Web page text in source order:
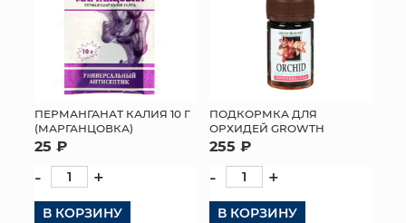
ПЕРМАНГАНАТ КАЛИЯ 10 Г
(МАРГАНЦОВКА)
25 ₽
- +
В КОРЗИНУ
ПОДКОРМКА ДЛЯ
ОРХИДЕЙ GROWTH
255 ₽
- +
В КОРЗИНУ